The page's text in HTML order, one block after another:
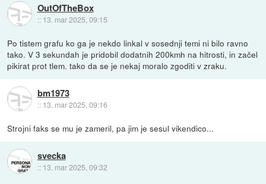
OutOfTheBox
:: 13. mar 2025, 09:15
Po tistem grafu ko ga je nekdo linkal v sosednji temi ni bilo ravno
tako. V 3 sekundah je pridobil dodatnih 200kmh na hitrosti, in začel
pikirat prot tlem. tako da se je nekaj moralo zgoditi v zraku.
bm1973
:: 13. mar 2025, 09:16
Strojni faks se mu je zameril, pa jim je sesul vikendico...
svecka
:: 13. mar 2025, 09:32